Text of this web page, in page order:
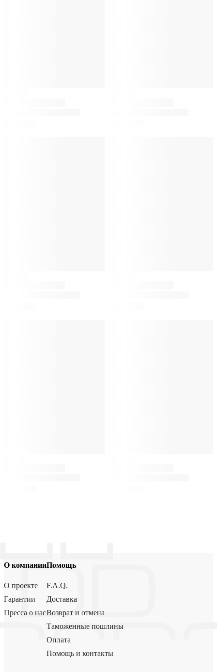
О компании
О проекте
Гарантии
Пресса о нас
Помощь
F.A.Q.
Доставка
Возврат и отмена
Таможенные пошлины
Оплата
Помощь и контакты